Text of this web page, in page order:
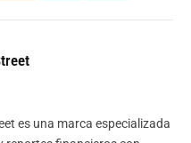
es una marca especializada